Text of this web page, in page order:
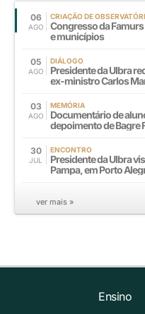
06
AGO
CRIAÇÃO DE
Congresso da
e municípios
05
AGO
DIÁLOGO
Presidente da Ulbra
ex-ministro Carlos
03
AGO
MEMÓRIA
Documentário de
depoimento de Bagre
30
JUL
ENCONTRO
Presidente da Ulbra
Pampa, em Porto
ver mais »
Ensino